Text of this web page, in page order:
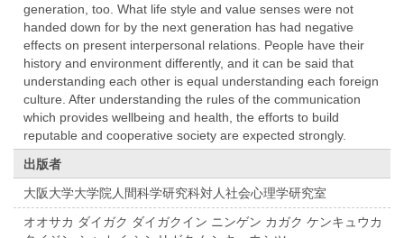
generation, too. What life style and value senses were not
handed down for by the next generation has had negative
effects on present interpersonal relations. People have their
history and environment differently, and it can be said that
understanding each other is equal understanding each foreign
culture. After understanding the rules of the communication
which provides wellbeing and health, the efforts to build
reputable and cooperative society are expected strongly.
出版者
大阪大学大学院人間科学研究科対人社会心理学研究室
オオサカ ダイガク ダイガクイン ニンゲン カガク ケンキュウカ